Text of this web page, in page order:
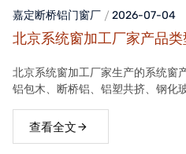
嘉定断桥铝门窗厂 2026-07-04
北京系统窗加工厂家产品类
北京系统窗加工厂家生产的系统窗
铝包木、断桥铝、铝塑共挤、钢化
满足不同客户的需求。
查看全文